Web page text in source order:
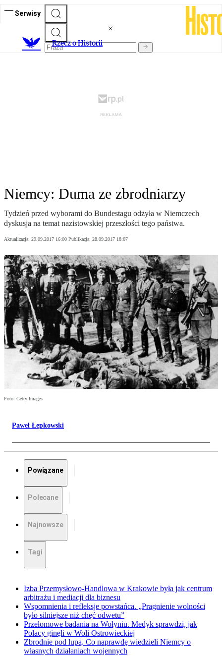
Serwisy
Rzecz o Historii
Niemcy: Duma ze zbrodniarzy
Tydzień przed wyborami do Bundestagu odżyła w Niemczech
dyskusja na temat nazistowskiej przeszłości tego państwa.
Aktualizacja: 29.09.2017 16:00 Publikacja: 28.09.2017 18:07
Foto: Getty Images
Paweł Łepkowski
Powiązane
Polecane
Najnowsze
Tagi
Izba Przemysłowo-Handlowa w Krakowie była jak centrum
arbitrażu i mediacji dla biznesu
Wspomnienia i refleksje powstańca. „Pragnienie wolności
było silniejsze niż chęć odwetu”
Przełomowe badania na Wołyniu. Medyk sprawdzi, jak
Polacy ginęli w Woli Ostrowieckiej
Zbrodnie pod lupą. Co naprawdę wiedzieli Niemcy o
własnych działaniach wojennych